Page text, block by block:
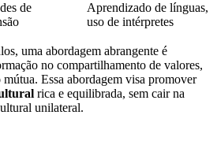
de
Aprendizado de línguas,
uso de intérpretes
uma abordagem abrangente é
no compartilhamento de valores,
mútua. Essa abordagem visa promover
rica e equilibrada, sem cair na
unilateral.